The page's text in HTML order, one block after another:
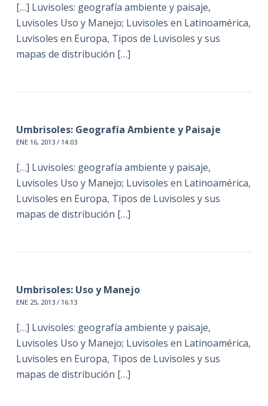
[…] Luvisoles: geografía ambiente y paisaje,
Luvisoles Uso y Manejo; Luvisoles en Latinoamérica,
Luvisoles en Europa, Tipos de Luvisoles y sus
mapas de distribución […]
Umbrisoles: Geografía Ambiente y Paisaje
ENE 16, 2013 / 14:03
[…] Luvisoles: geografía ambiente y paisaje,
Luvisoles Uso y Manejo; Luvisoles en Latinoamérica,
Luvisoles en Europa, Tipos de Luvisoles y sus
mapas de distribución […]
Umbrisoles: Uso y Manejo
ENE 25, 2013 / 16:13
[…] Luvisoles: geografía ambiente y paisaje,
Luvisoles Uso y Manejo; Luvisoles en Latinoamérica,
Luvisoles en Europa, Tipos de Luvisoles y sus
mapas de distribución […]